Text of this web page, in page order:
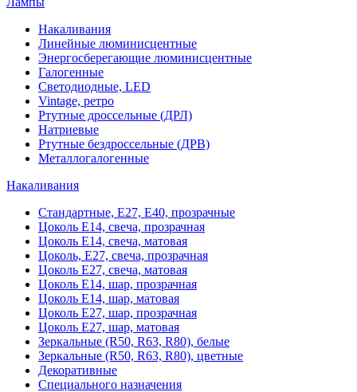
Накаливания
Линейные люминисцентные
Энергосберегающие люминисцентные
Галогенные
Светодиодные, LED
Vintage, ретро
Ртутные дроссельные (ДРЛ)
Натриевые
Ртутные бездроссельные (ДРВ)
Металлогалогенные
Накаливания
Стандартные, Е27, Е40, прозрачные
Цоколь Е14, свеча, прозрачная
Цоколь Е14, свеча, матовая
Цоколь, Е27, свеча, прозрачная
Цоколь Е27, свеча, матовая
Цоколь Е14, шар, прозрачная
Цоколь Е14, шар, матовая
Цоколь Е27, шар, прозрачная
Цоколь Е27, шар, матовая
Зеркальные (R50, R63, R80), белые
Зеркальные (R50, R63, R80), цветные
Декоративные
Специального назначения